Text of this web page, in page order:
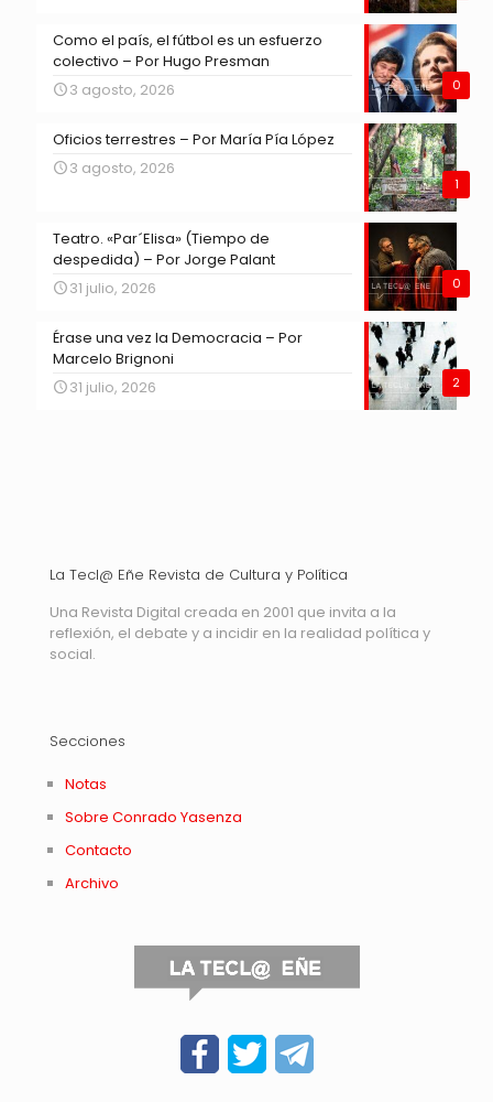
0
Como el país, el fútbol es un esfuerzo
colectivo – Por Hugo Presman
3 agosto, 2026
1
Oficios terrestres – Por María Pía López
3 agosto, 2026
0
Teatro. «Par´Elisa» (Tiempo de
despedida) – Por Jorge Palant
31 julio, 2026
2
Érase una vez la Democracia – Por
Marcelo Brignoni
31 julio, 2026
La Tecl@ Eñe Revista de Cultura y Política
Una Revista Digital creada en 2001 que invita a la
reflexión, el debate y a incidir en la realidad política y
social.
Secciones
Notas
Sobre Conrado Yasenza
Contacto
Archivo